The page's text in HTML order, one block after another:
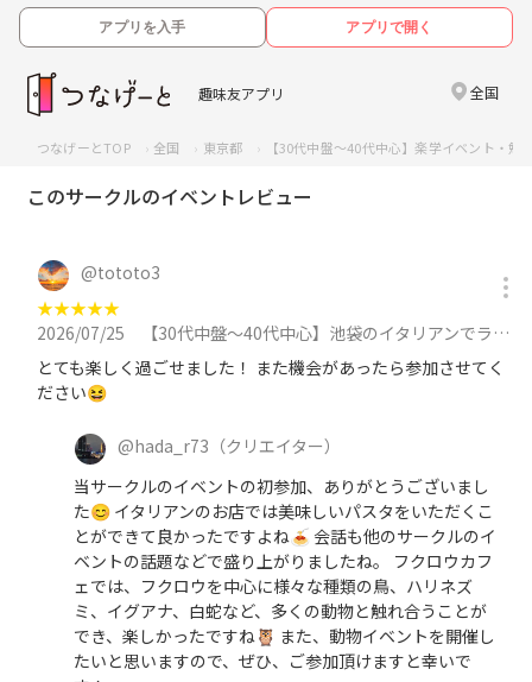
アプリを入手 アプリで開く
趣味友アプリ 全国
つなげーとTOP 全国 東京都 【30代中盤〜40代中心】楽学イベント・勉
このサークルのイベントレビュー
@tototo3
★★★★★
2026/07/25
【30代中盤〜40代中心】池袋のイタリアンでランチ&動物カフェで動物達と触れ合う体験イベントに参加
とても楽しく過ごせました！ また機会があったら参加させてく
ださい😆
@hada_r73 （クリエイター）
当サークルのイベントの初参加、ありがとうございまし
た😊 イタリアンのお店では美味しいパスタをいただくこ
とができて良かったですよね🍝 会話も他のサークルのイ
ベントの話題などで盛り上がりましたね。 フクロウカフ
ェでは、フクロウを中心に様々な種類の鳥、ハリネズ
ミ、イグアナ、白蛇など、多くの動物と触れ合うことが
でき、楽しかったですね🦉 また、動物イベントを開催し
たいと思いますので、ぜひ、ご参加頂けますと幸いで